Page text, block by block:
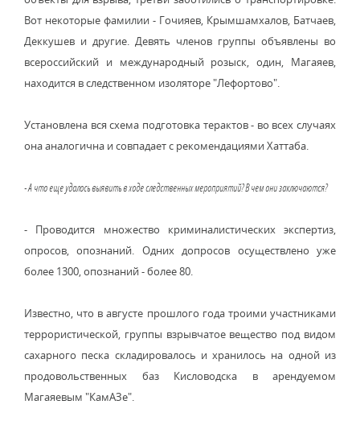
Вот некоторые фамилии - Гочияев, Крымшамхалов, Батчаев,
Деккушев и другие. Девять членов группы объявлены во
всероссийский и международный розыск, один, Магаяев,
находится в следственном изоляторе "Лефортово".
Установлена вся схема подготовка терактов - во всех случаях
она аналогична и совпадает с рекомендациями Хаттаба.
- А что еще удалось выявить в ходе следственных мероприятий? В чем они заключаются?
- Проводится множество криминалистических экспертиз,
опросов, опознаний. Одних допросов осуществлено уже
более 1300, опознаний - более 80.
Известно, что в августе прошлого года троими участниками
террористической, группы взрывчатое вещество под видом
сахарного песка складировалось и хранилось на одной из
продовольственных баз Кисловодска в арендуемом
Магаяевым "КамАЗе".